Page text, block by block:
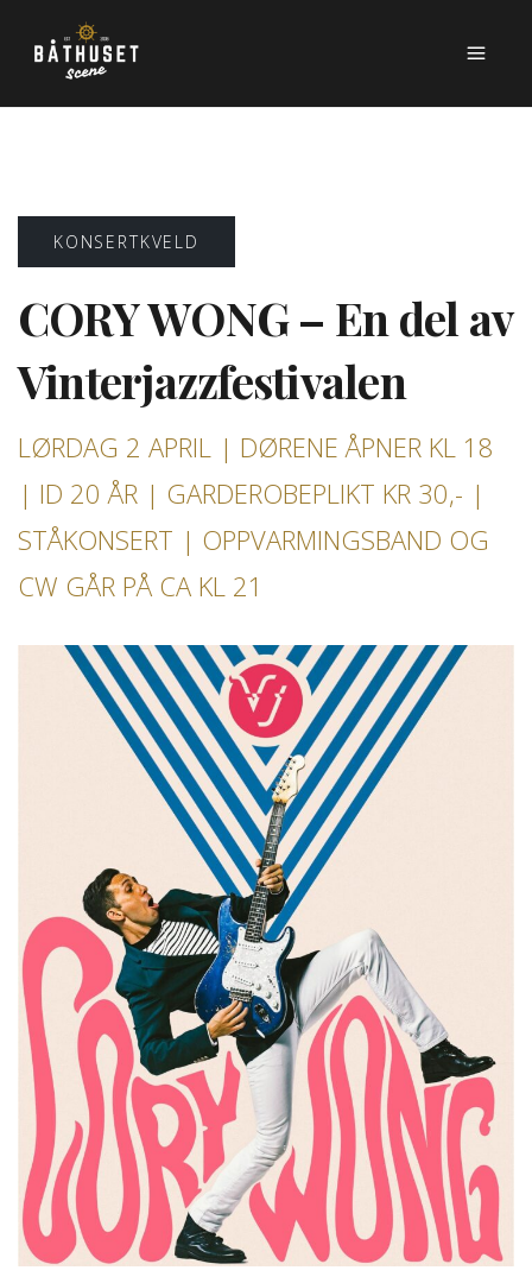
KONSERTKVELD
CORY WONG – En del av
Vinterjazzfestivalen
LØRDAG 2 APRIL | DØRENE ÅPNER KL 18
| ID 20 ÅR | GARDEROBEPLIKT KR 30,- |
STÅKONSERT | OPPVARMINGSBAND OG
CW GÅR PÅ CA KL 21